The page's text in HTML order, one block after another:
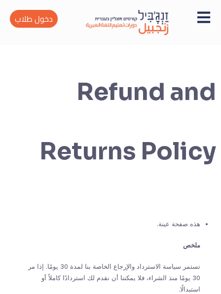
دخول طلاب
Refund and
Returns Policy
هذه صفحة عينة.
ملخص
تستمر سياسة الاسترداد والإرجاع الخاصة بنا لمدة 30 يومًا. إذا مر
30 يومًا منذ الشراء، فلا يمكننا أن نقدم لك استردادًا كاملاً أو
استبدالًا.